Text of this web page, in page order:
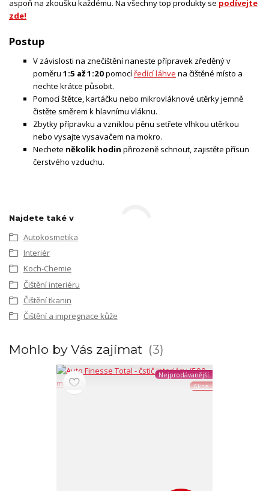
aspoň na zkoušku každému. Na všechny top produkty se podívejte
zde!
Postup
V závislosti na znečištění naneste přípravek zředěný v
poměru 1:5 až 1:20pomocí ředící láhve na čištěné místo a
nechte krátce působit.
Pomocí štětce, kartáčku nebo mikrovláknové utěrky jemně
čistěte směrem k hlavnímu vláknu.
Zbytky přípravku a vzniklou pěnu setřete vlhkou utěrkou
nebo vysajte vysavačem na mokro.
Nechete několik hodin přirozeně schnout, zajistěte přísun
čerstvého vzduchu.
Najdete také v
Autokosmetika
Interiér
Koch-Chemie
Čištění interiéru
Čištění tkanin
Čištění a impregnace kůže
Mohlo by Vás zajímat 3
Nejprodávanější
Akce